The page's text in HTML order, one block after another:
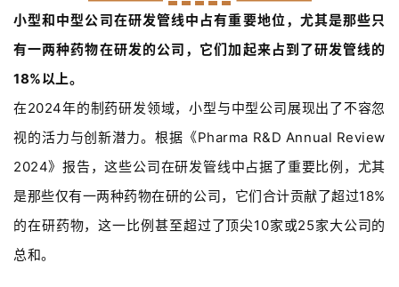
小型和中型公司在研发管线中占有重要地位，尤其是那些只
有一两种药物在研发的公司，它们加起来占到了研发管线的
18%以上。
在2024年的制药研发领域，小型与中型公司展现出了不容忽
视的活力与创新潜力。根据《Pharma R&D Annual Review
2024》报告，这些公司在研发管线中占据了重要比例，尤其
是那些仅有一两种药物在研的公司，它们合计贡献了超过18%
的在研药物，这一比例甚至超过了顶尖10家或25家大公司的
总和。